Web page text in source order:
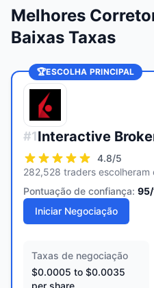
Melhores
Baixas Taxas
🏆ESCOLHA PRINCIPAL
#1Interactive
4.8/5
282,528 traders escolheram
Pontuação de confiança: 95
Iniciar Negociação
Taxas de negociação
$0.0005 to $0.0035
per share